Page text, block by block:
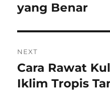
yang Benar
NEXT
Next
post:
Cara Rawat
Iklim Tropis